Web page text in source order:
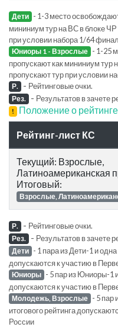
Дети - 1-3 место
мининиум тур на ВС в блоке
при условии набора 1/64
Юниоры 1 - Взрослые - 1-25
пропускают как мининиум тур
пропускают тур при условии
Р. - Рейтинговые очки.
Рез. - Результатов в зачете
! Положение о
Рейтинг-лист КС
Текущий: Взрослые,
Латиноамериканская
Итоговый:
Взрослые,
Р. - Рейтинговые очки.
Рез. - Результатов в зачете
Дети - 1 пара из Дети-1 и одна
допускаются к участию в
Юниоры - 5 пар из Юниоры-1
допускаются к участию в
Молодежь, Взрослые - 5 пар
итогового рейтинга
России